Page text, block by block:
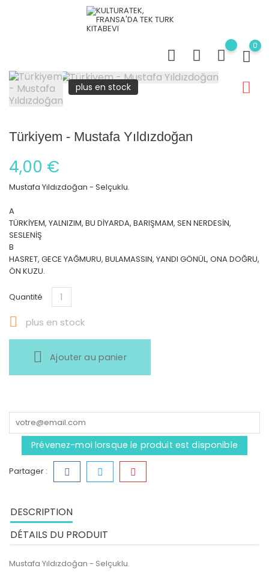
0
plus en stock
Türkiyem - Mustafa Yıldızdoğan
4,00 €
Mustafa Yıldızdoğan - Selçuklu.
A
TÜRKİYEM, YALNIZIM, BU DİYARDA, BARIŞMAM, SEN NERDESİN,
SESLENİŞ
B
HASRET, GECE YAĞMURU, BULAMASSIN, YANDI GÖNÜL, ONA DOĞRU,
ÖN KUZU.
Quantité
 plus en stock
Ajouter au panier
Prévenez-moi lorsque le produit est disponible
Partager :
DESCRIPTION
DÉTAILS DU PRODUIT
Mustafa Yıldızdoğan - Selçuklu.